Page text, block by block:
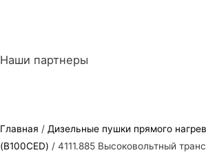
Наши партнеры
Главная / Дизельные пушки прямого
(B100CED) / 4111.885 Высоковольтный